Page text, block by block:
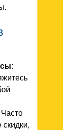
:
Часто